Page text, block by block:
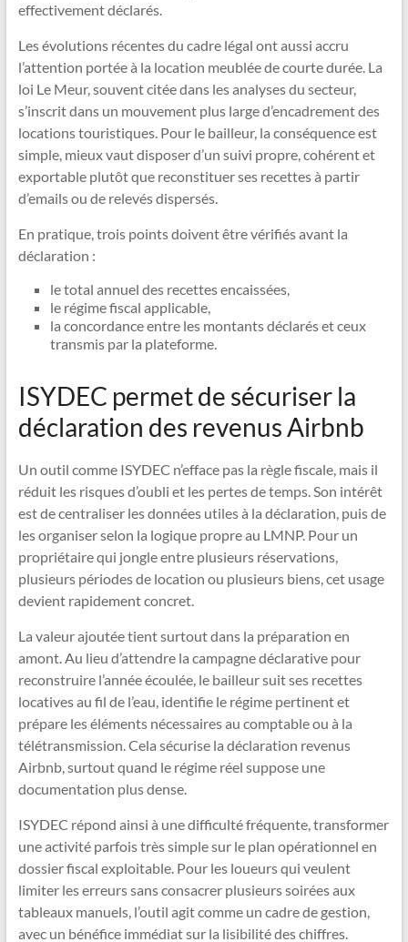
effectivement déclarés.
Les évolutions récentes du cadre légal ont aussi accru
l’attention portée à la location meublée de courte durée. La
loi Le Meur, souvent citée dans les analyses du secteur,
s’inscrit dans un mouvement plus large d’encadrement des
locations touristiques. Pour le bailleur, la conséquence est
simple, mieux vaut disposer d’un suivi propre, cohérent et
exportable plutôt que reconstituer ses recettes à partir
d’emails ou de relevés dispersés.
En pratique, trois points doivent être vérifiés avant la
déclaration :
le total annuel des recettes encaissées,
le régime fiscal applicable,
la concordance entre les montants déclarés et ceux
transmis par la plateforme.
ISYDEC permet de sécuriser la
déclaration des revenus Airbnb
Un outil comme ISYDEC n’efface pas la règle fiscale, mais il
réduit les risques d’oubli et les pertes de temps. Son intérêt
est de centraliser les données utiles à la déclaration, puis de
les organiser selon la logique propre au LMNP. Pour un
propriétaire qui jongle entre plusieurs réservations,
plusieurs périodes de location ou plusieurs biens, cet usage
devient rapidement concret.
La valeur ajoutée tient surtout dans la préparation en
amont. Au lieu d’attendre la campagne déclarative pour
reconstruire l’année écoulée, le bailleur suit ses recettes
locatives au fil de l’eau, identifie le régime pertinent et
prépare les éléments nécessaires au comptable ou à la
télétransmission. Cela sécurise la déclaration revenus
Airbnb, surtout quand le régime réel suppose une
documentation plus dense.
ISYDEC répond ainsi à une difficulté fréquente, transformer
une activité parfois très simple sur le plan opérationnel en
dossier fiscal exploitable. Pour les loueurs qui veulent
limiter les erreurs sans consacrer plusieurs soirées aux
tableaux manuels, l’outil agit comme un cadre de gestion,
avec un bénéfice immédiat sur la lisibilité des chiffres.